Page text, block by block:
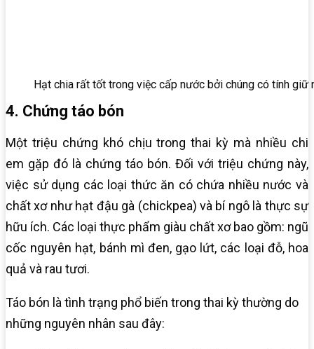
Hạt chia rất tốt trong việc cấp nước bởi chúng có tính giữ
4. Chứng táo bón
Một triệu chứng khó chịu trong thai kỳ mà nhiều chi
em gặp đó là chứng táo bón. Đối với triệu chứng này,
việc sử dụng các loại thức ăn có chứa nhiều nước và
chất xơ như hạt đậu gà (chickpea) và bí ngô là thực sự
hữu ích. Các loại thực phẩm giàu chất xơ bao gồm: ngũ
cốc nguyên hạt, bánh mì đen, gạo lứt, các loại đỗ, hoa
quả và rau tươi.
Táo bón là tình trạng phổ biến trong thai kỳ thường do
những nguyên nhân sau đây: